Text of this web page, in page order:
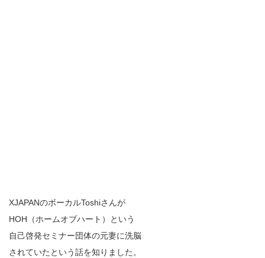
XJAPANのボーカルToshiさんが
HOH（ホームオブハート）という
自己啓発セミナー団体の元妻に洗脳
されていたという話を知りました。